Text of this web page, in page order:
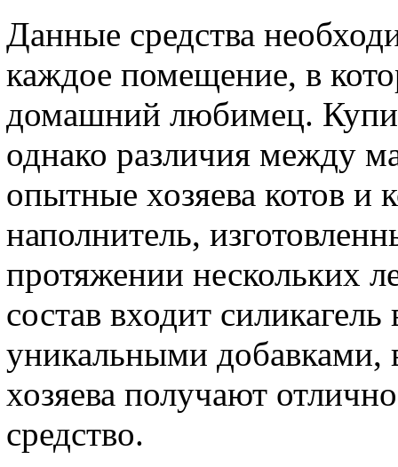
Данные средства
каждое помещение, в
домашний любимец.
однако различия между
опытные хозяева котов и
наполнитель,
протяжении нескольких
состав входит
уникальными добавками,
хозяева получают
средство.